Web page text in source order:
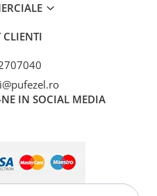
CLIENTI
NE IN SOCIAL MEDIA